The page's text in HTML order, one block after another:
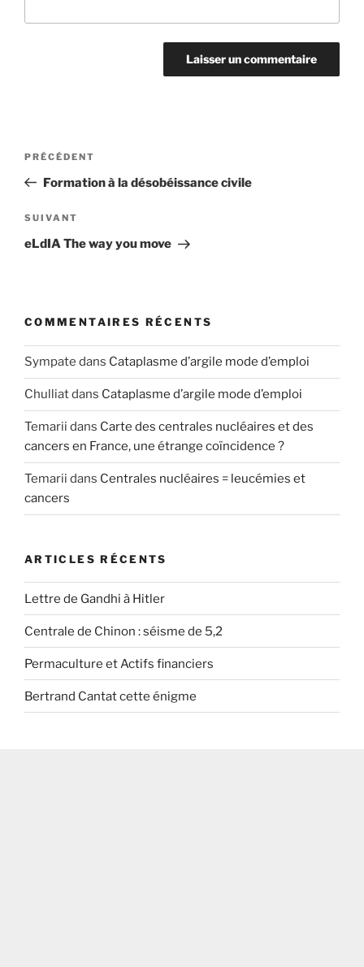
Navigation
l’article
Article
précédent
PRÉCÉDENT
Formation à la désobéissance civile
Article
suivant
SUIVANT
eLdIA The way you move
COMMENTAIRES RÉCENTS
Sympate dans Cataplasme d’argile mode d’emploi
Chulliatdans Cataplasme d’argile mode d’emploi
Temarii dans Carte des centrales nucléaires et des
cancers en France, une étrange coïncidence ?
Temarii dans Centrales nucléaires = leucémies et
cancers
ARTICLES RÉCENTS
Lettre de Gandhi à Hitler
Centrale de Chinon : séisme de 5,2
Permaculture et Actifs financiers
Bertrand Cantat cette énigme